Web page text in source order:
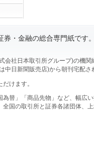
・金融の総合専門紙です。
社日本取引所グループ)の機
日新聞販売店)から朝刊宅配さ
けます。
替」「商品先物」など、幅広
国の取引所と証券各諸団体、